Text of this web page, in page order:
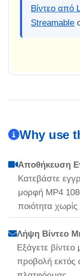
Βίντεο από
Streamable
Why use
Αποθήκευση
Κατεβάστε
μορφή MP4
ποιότητα
Λήψη Βίντεο
Εξάγετε
προβολή εκτός